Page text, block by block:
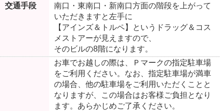
交通手段
南口・東南口・新南口方面の階段を上がって
いただきますと左手に
【アインズ＆トルペ】というドラッグ＆コス
メストアーが見えますので、
そのビルの8階になります。
お車でお越しの際は、Ｐマークの指定駐車場
をご利用ください。なお、指定駐車場が満車
の場合、他の駐車場をご利用いただくことと
なりますが、この場合はお客様ご負担となり
ます。あらかじめご了承ください。